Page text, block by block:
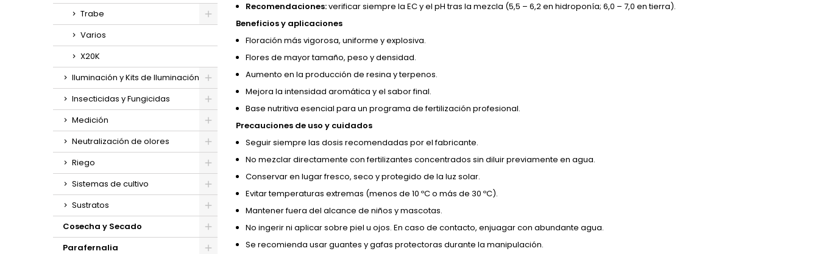
Trabe
Varios
X20K
Iluminación y Kits de Iluminación
Insecticidas y Fungicidas
Medición
Neutralización de olores
Riego
Sistemas de cultivo
Sustratos
Cosecha y Secado
Parafernalia
Recomendaciones:verificar siempre la EC y el pH tras la mezcla (5,5 – 6,2 en hidroponía; 6,0 – 7,0 en tierra).
Beneficios y aplicaciones
Floración más vigorosa, uniforme y explosiva.
Flores de mayor tamaño, peso y densidad.
Aumento en la producción de resina y terpenos.
Mejora la intensidad aromática y el sabor final.
Base nutritiva esencial para un programa de fertilización profesional.
Precauciones de uso y cuidados
Seguir siempre las dosis recomendadas por el fabricante.
No mezclar directamente con fertilizantes concentrados sin diluir previamente en agua.
Conservar en lugar fresco, seco y protegido de la luz solar.
Evitar temperaturas extremas (menos de 10 ºC o más de 30 ºC).
Mantener fuera del alcance de niños y mascotas.
No ingerir ni aplicar sobre piel u ojos. En caso de contacto, enjuagar con abundante agua.
Se recomienda usar guantes y gafas protectoras durante la manipulación.